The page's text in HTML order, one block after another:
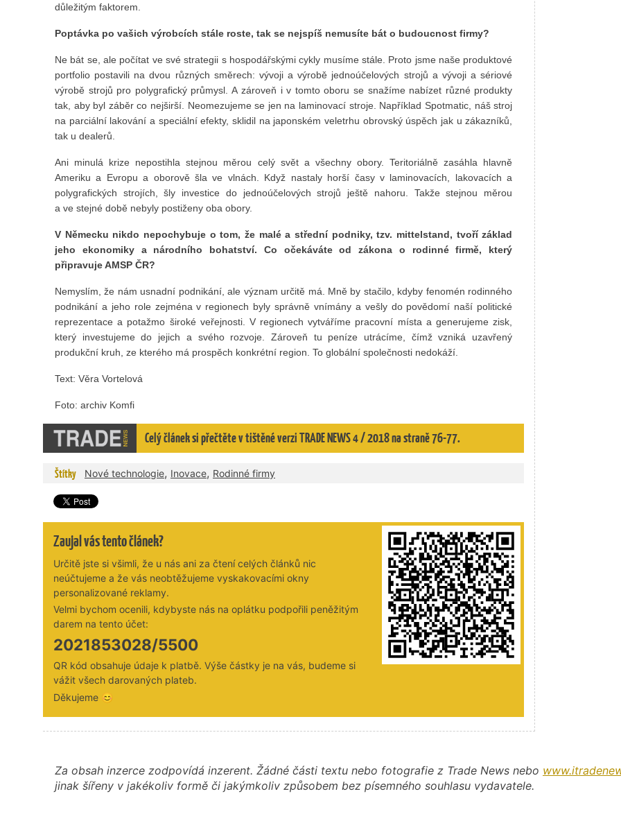
důležitým faktorem.
Poptávka po vašich výrobcích stále roste, tak se nejspíš nemusíte bát o budoucnost firmy?
Ne bát se, ale počítat ve své strategii s hospodářskými cykly musíme stále. Proto jsme naše produktové
portfolio postavili na dvou různých směrech: vývoji a výrobě jednoúčelových strojů a vývoji a sériové
výrobě strojů pro polygrafický průmysl. A zároveň i v tomto oboru se snažíme nabízet různé produkty
tak, aby byl záběr co nejširší. Neomezujeme se jen na laminovací stroje. Například Spotmatic, náš stroj
na parciální lakování a speciální efekty, sklidil na japonském veletrhu obrovský úspěch jak u zákazníků,
tak u dealerů.
Ani minulá krize nepostihla stejnou měrou celý svět a všechny obory. Teritoriálně zasáhla hlavně
Ameriku a Evropu a oborově šla ve vlnách. Když nastaly horší časy v laminovacích, lakovacích a
polygrafických strojích, šly investice do jednoúčelových strojů ještě nahoru. Takže stejnou měrou
a ve stejné době nebyly postiženy oba obory.
V Německu nikdo nepochybuje o tom, že malé a střední podniky, tzv. mittelstand, tvoří základ
jeho ekonomiky a národního bohatství. Co očekáváte od zákona o rodinné firmě, který
připravuje AMSP ČR?
Nemyslím, že nám usnadní podnikání, ale význam určitě má. Mně by stačilo, kdyby fenomén rodinného
podnikání a jeho role zejména v regionech byly správně vnímány a vešly do povědomí naší politické
reprezentace a potažmo široké veřejnosti. V regionech vytváříme pracovní místa a generujeme zisk,
který investujeme do jejich a svého rozvoje. Zároveň tu peníze utrácíme, čímž vzniká uzavřený
produkční kruh, ze kterého má prospěch konkrétní region. To globální společnosti nedokáží.
Text: Věra Vortelová
Foto: archiv Komfi
Celý článek si přečtěte v tištěné verzi TRADE NEWS 4 / 2018 na straně 76-77.
Štítky Nové technologie, Inovace, Rodinné firmy
Zaujal vás tento článek?
Určitě jste si všimli, že u nás ani za čtení celých článků nic
neúčtujeme a že vás neobtěžujeme vyskakovacími okny
personalizované reklamy.
Velmi bychom ocenili, kdybyste nás na oplátku podpořili peněžitým
darem na tento účet:
2021853028/5500
QR kód obsahuje údaje k platbě. Výše částky je na vás, budeme si
vážit všech darovaných plateb.
Děkujeme 😊
Za obsah inzerce zodpovídá inzerent. Žádné části textu nebo fotografie z Trade News nebo
jinak šířeny v jakékoliv formě či jakýmkoliv způsobem bez písemného souhlasu vydavatele.